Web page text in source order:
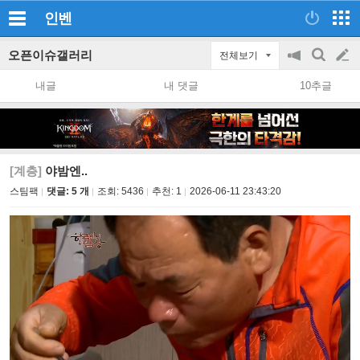
인벤
오픈이슈갤러리 전체보기
공
지
on/off
검
색
글
쓰
내글 내 댓글 10추글
[계층] 야밤엔..
스팀팩 댓글: 5 개 조회: 5436 추천: 1 2026-06-11 23:43:20